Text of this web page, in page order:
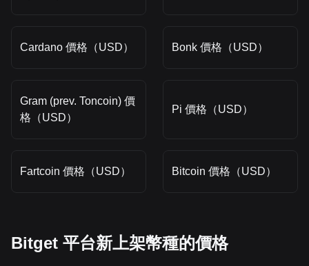
Cardano 價格（USD） Bonk 價格（USD）
Gram (prev. Toncoin) 價
格（USD）
Pi 價格（USD）
Fartcoin 價格（USD） Bitcoin 價格（USD）
Bitget 平台新上架幣種的價格